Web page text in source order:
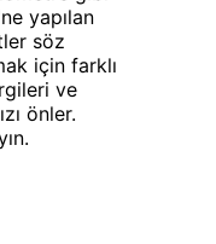
yapılan
söz
için farklı
ve
önler.